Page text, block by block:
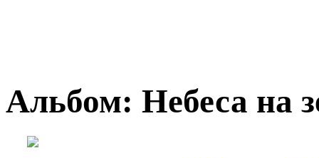
Альбом: Небеса на